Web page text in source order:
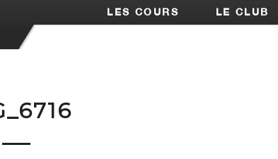
LES COURS LE CLUB